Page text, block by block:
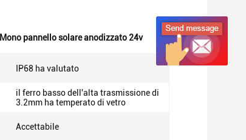
Mono pannello solare anodizzato 24v
IP68 ha valutato
il ferro basso dell'alta trasmissione di
3.2mm ha temperato di vetro
Accettabile